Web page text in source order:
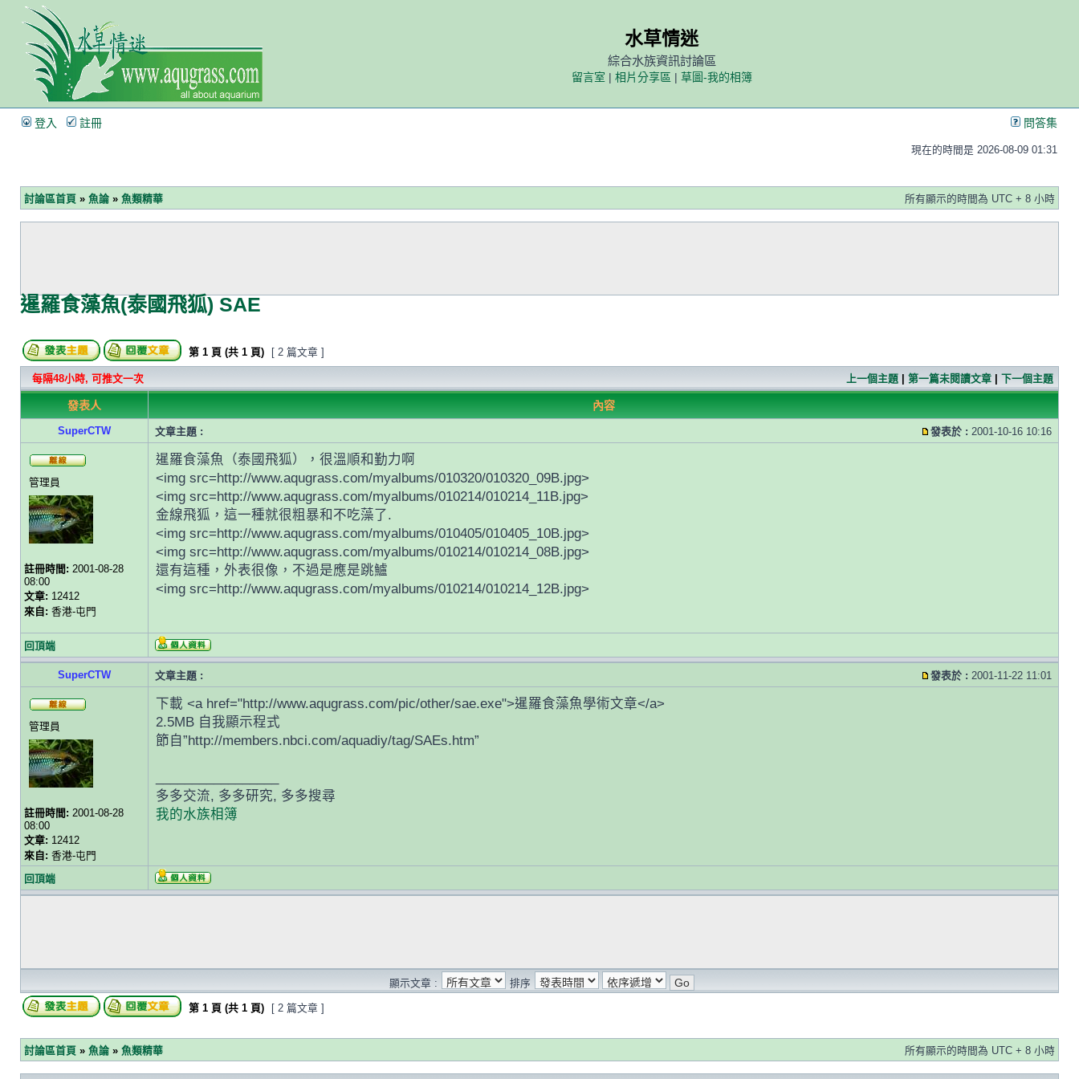
水草情迷
綜合水族資訊討論區
留言室 | 相片分享區 | 草圖-我的相簿
登入 註冊 問答集
現在的時間是 2026-08-09 01:31
討論區首頁 » 魚論 » 魚類精華 所有顯示的時間為 UTC + 8 小時
暹羅食藻魚(泰國飛狐) SAE
第 1 頁 (共 1 頁) [ 2 篇文章 ]
每隔48小時, 可推文一次 上一個主題 第一篇未閱讀文章 下一個主題
發表人 內容
SuperCTW 文章主題 : 發表於 : 2001-10-16 10:16
管理員
註冊時間: 2001-08-28
08:00
文章: 12412
來自: 香港-屯門
暹羅食藻魚（泰國飛狐），很溫順和勤力啊
<img src=http://www.aqugrass.com/myalbums/010320/010320_09B.jpg>
<img src=http://www.aqugrass.com/myalbums/010214/010214_11B.jpg>
金線飛狐，這一種就很粗暴和不吃藻了.
<img src=http://www.aqugrass.com/myalbums/010405/010405_10B.jpg>
<img src=http://www.aqugrass.com/myalbums/010214/010214_08B.jpg>
還有這種，外表很像，不過是應是跳鱸
<img src=http://www.aqugrass.com/myalbums/010214/010214_12B.jpg>
回頂端
SuperCTW 文章主題 : 發表於 : 2001-11-22 11:01
管理員
註冊時間: 2001-08-28
08:00
文章: 12412
來自: 香港-屯門
下載 <a href="http://www.aqugrass.com/pic/other/sae.exe">暹羅食藻魚學術文章</a>
2.5MB 自我顯示程式
節自”http://members.nbci.com/aquadiy/tag/SAEs.htm”
多多交流, 多多研究, 多多搜尋
我的水族相簿
回頂端
顯示文章 : 排序
第 1 頁 (共 1 頁) [ 2 篇文章 ]
討論區首頁 » 魚論 » 魚類精華 所有顯示的時間為 UTC + 8 小時